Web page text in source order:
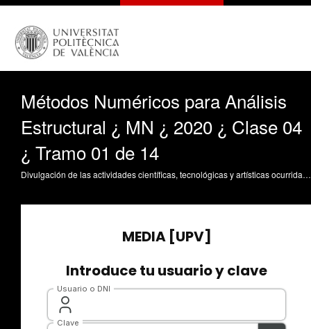
Métodos Numéricos para Análisis
Estructural ¿ MN ¿ 2020 ¿ Clase 04
¿ Tramo 01 de 14
Divulgación de las actividades científicas, tecnológicas y artísticas ocurridas en los tres campus de la UPV